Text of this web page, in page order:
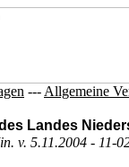
--- Allgemeine
Landes
v. 5.11.2004 - 11-